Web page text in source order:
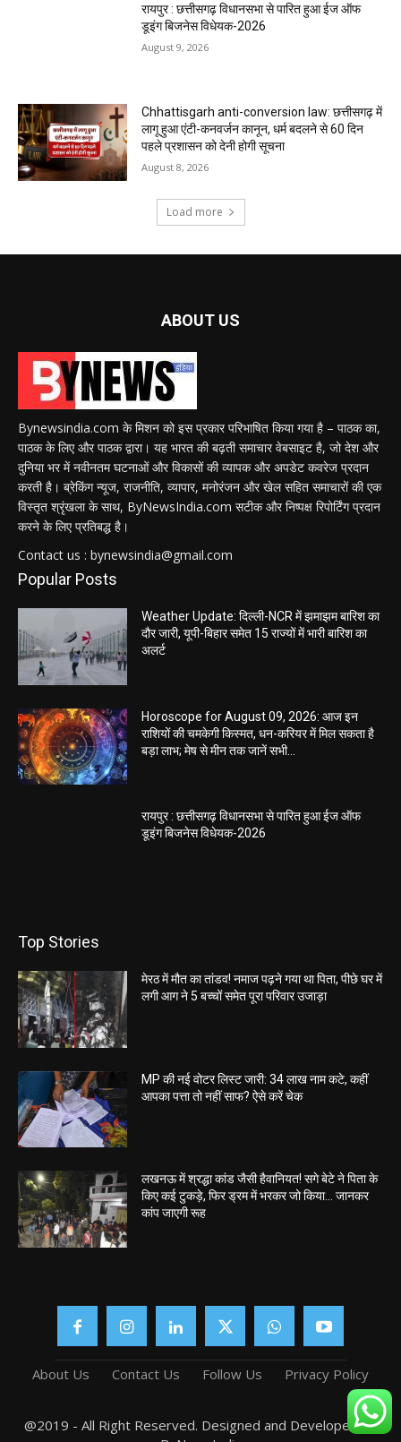
रायपुर : छत्तीसगढ़ विधानसभा से पारित हुआ ईज ऑफ
डूइंग बिजनेस विधेयक-2026
August 9, 2026
Chhattisgarh anti-conversion law: छत्तीसगढ़ में
लागू हुआ एंटी-कनवर्जन कानून, धर्म बदलने से 60 दिन
पहले प्रशासन को देनी होगी सूचना
August 8, 2026
Load more
ABOUT US
Bynewsindia.com के मिशन को इस प्रकार परिभाषित किया गया है – पाठक का,
पाठक के लिए और पाठक द्वारा। यह भारत की बढ़ती समाचार वेबसाइट है, जो देश और
दुनिया भर में नवीनतम घटनाओं और विकासों की व्यापक और अपडेट कवरेज प्रदान
करती है। ब्रेकिंग न्यूज, राजनीति, व्यापार, मनोरंजन और खेल सहित समाचारों की एक
विस्तृत श्रृंखला के साथ, ByNewsIndia.com सटीक और निष्पक्ष रिपोर्टिंग प्रदान
करने के लिए प्रतिबद्ध है।
Contact us : bynewsindia@gmail.com
Popular Posts
Weather Update: दिल्ली-NCR में झमाझम बारिश का
दौर जारी, यूपी-बिहार समेत 15 राज्यों में भारी बारिश का
अलर्ट
Horoscope for August 09, 2026: आज इन
राशियों की चमकेगी किस्मत, धन-करियर में मिल सकता है
बड़ा लाभ; मेष से मीन तक जानें सभी...
रायपुर : छत्तीसगढ़ विधानसभा से पारित हुआ ईज ऑफ
डूइंग बिजनेस विधेयक-2026
Top Stories
मेरठ में मौत का तांडव! नमाज पढ़ने गया था पिता, पीछे घर में
लगी आग ने 5 बच्चों समेत पूरा परिवार उजाड़ा
MP की नई वोटर लिस्ट जारी: 34 लाख नाम कटे, कहीं
आपका पत्ता तो नहीं साफ? ऐसे करें चेक
लखनऊ में श्रद्धा कांड जैसी हैवानियत! सगे बेटे ने पिता के
किए कई टुकड़े, फिर ड्रम में भरकर जो किया… जानकर
कांप जाएगी रूह
About Us Contact Us Follow Us Privacy Policy
@2019 - All Right Reserved. Designed and Developed by